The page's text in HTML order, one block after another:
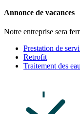
Annonce de vacances
Notre entreprise sera
Prestation de
Retrofit
Traitement des